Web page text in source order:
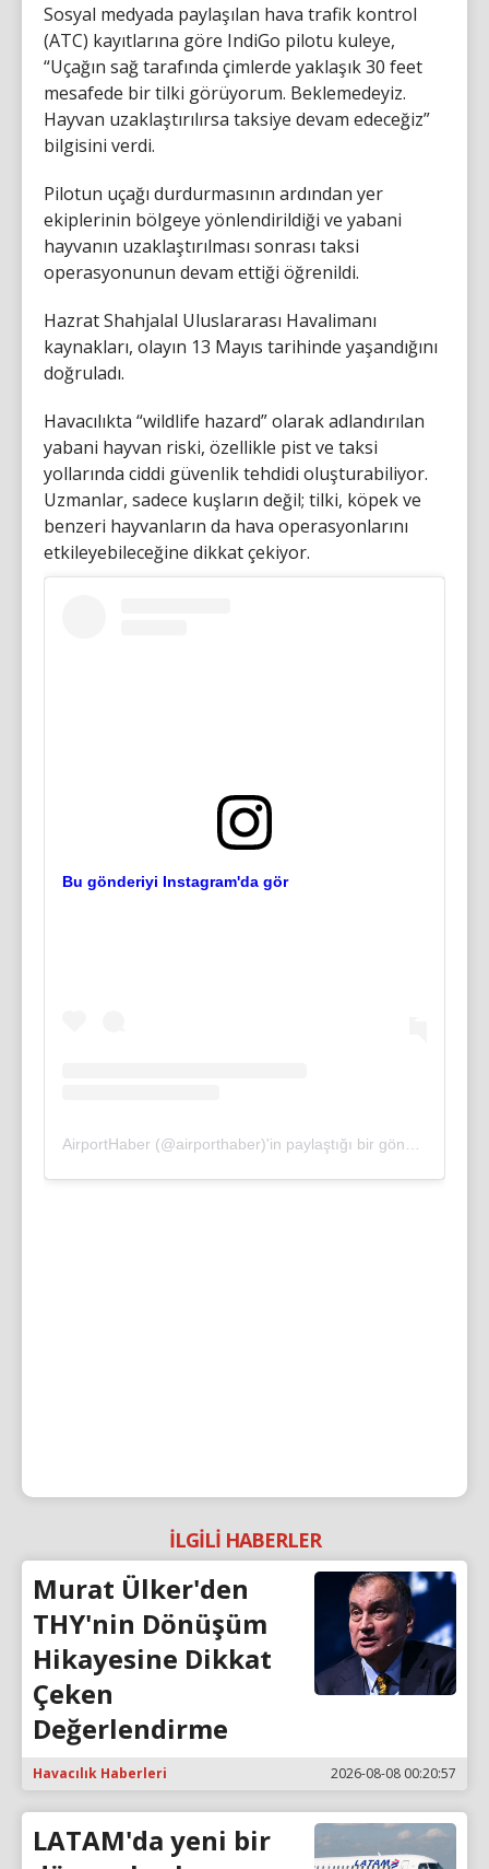
Sosyal medyada paylaşılan hava trafik kontrol
(ATC) kayıtlarına göre IndiGo pilotu kuleye,
“Uçağın sağ tarafında çimlerde yaklaşık 30 feet
mesafede bir tilki görüyorum. Beklemedeyiz.
Hayvan uzaklaştırılırsa taksiye devam edeceğiz”
bilgisini verdi.
Pilotun uçağı durdurmasının ardından yer
ekiplerinin bölgeye yönlendirildiği ve yabani
hayvanın uzaklaştırılması sonrası taksi
operasyonunun devam ettiği öğrenildi.
Hazrat Shahjalal Uluslararası Havalimanı
kaynakları, olayın 13 Mayıs tarihinde yaşandığını
doğruladı.
Havacılıkta “wildlife hazard” olarak adlandırılan
yabani hayvan riski, özellikle pist ve taksi
yollarında ciddi güvenlik tehdidi oluşturabiliyor.
Uzmanlar, sadece kuşların değil; tilki, köpek ve
benzeri hayvanların da hava operasyonlarını
etkileyebileceğine dikkat çekiyor.
Bu gönderiyi Instagram'da gör
İLGİLİ HABERLER
Murat Ülker'den
THY'nin Dönüşüm
Hikayesine Dikkat
Çeken
Değerlendirme
Havacılık Haberleri 2026-08-08 00:20:57
LATAM'da yeni bir